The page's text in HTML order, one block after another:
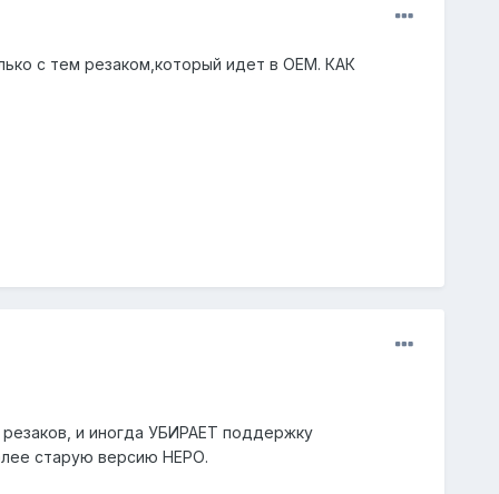
с тем резаком,который идет в OEM. КАК
и иногда УБИРАЕТ поддержку
старую версию НЕРО.